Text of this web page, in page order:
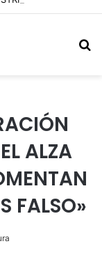
ALZA
FALSO»